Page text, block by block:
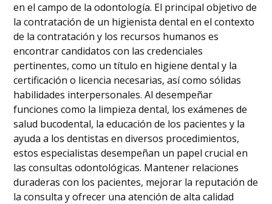
en el campo de la odontología. El principal objetivo de
la contratación de un higienista dental en el contexto
de la contratación y los recursos humanos es
encontrar candidatos con las credenciales
pertinentes, como un título en higiene dental y la
certificación o licencia necesarias, así como sólidas
habilidades interpersonales. Al desempeñar
funciones como la limpieza dental, los exámenes de
salud bucodental, la educación de los pacientes y la
ayuda a los dentistas en diversos procedimientos,
estos especialistas desempeñan un papel crucial en
las consultas odontológicas. Mantener relaciones
duraderas con los pacientes, mejorar la reputación de
la consulta y ofrecer una atención de alta calidad